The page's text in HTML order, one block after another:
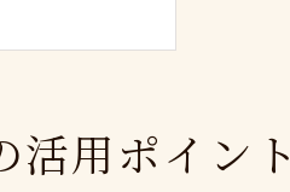
産買取の秘訣
用ポイント